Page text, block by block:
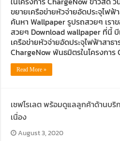
ขยายเครือข่ายหัวจ่ายอัดประจุไฟ
ค้นหา Wallpaper รูปรถสวยๆ เรา
สวยๆ Download wallpaper ที่นี้
เครือข่ายหัวจ่ายอัดประจุไฟฟ้าสาธ
ChargeNow พันธมิตรในโครงการ
Read More »
เชฟโรเลต พร้อมดูแลลูกค้าด้านบริ
เนื่อง
August 3, 2020